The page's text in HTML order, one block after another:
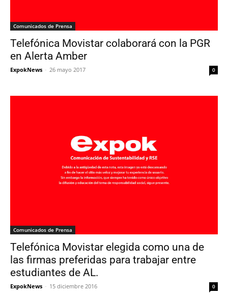
Comunicados de Prensa
Telefónica Movistar colaborará con la PGR
en Alerta Amber
ExpokNews - 26 mayo 2017 0
Comunicados de Prensa
Telefónica Movistar elegida como una de
las firmas preferidas para trabajar entre
estudiantes de AL.
ExpokNews - 15 diciembre 2016 0